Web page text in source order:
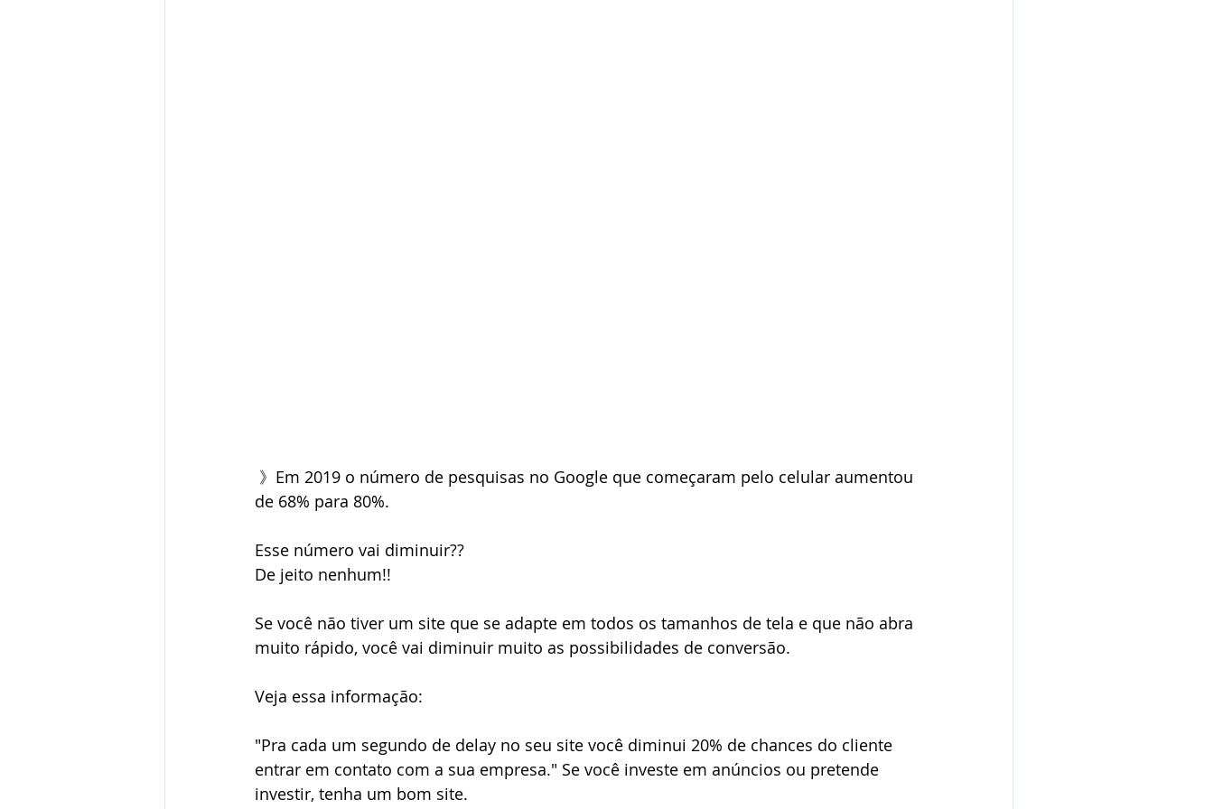
de 68% para 80%.
Esse número vai diminuir??
De jeito nenhum!!
Se você não tiver um site que se adapte em todos os tamanhos de tela e que não abra
muito rápido, você vai diminuir muito as possibilidades de conversão.
Veja essa informação:
"Pra cada um segundo de delay no seu site você diminui 20% de chances do cliente
entrar em contato com a sua empresa." Se você investe em anúncios ou pretende
investir, tenha um bom site.